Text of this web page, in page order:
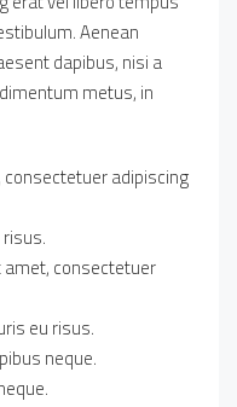
Aenean
dapibus, nisi a
metus, in
adipiscing
consectetuer
eu risus.
neque.